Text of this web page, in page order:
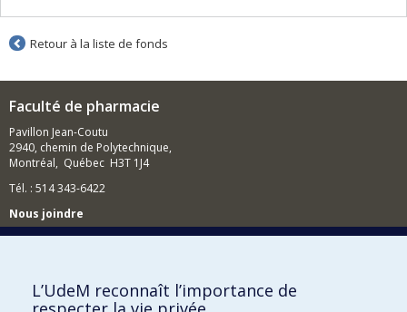
Retour à la liste de fonds
Faculté de pharmacie
Pavillon Jean-Coutu
2940, chemin de Polytechnique,
Montréal, Québec H3T 1J4
Tél. : 514 343-6422
Nous joindre
Nous trouver
L’UdeM reconnaît l’importance de